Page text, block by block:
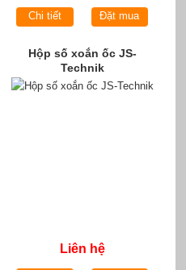
Chi tiết Đặt mua
Hộp số xoắn ốc JS-
Technik
Liên hệ